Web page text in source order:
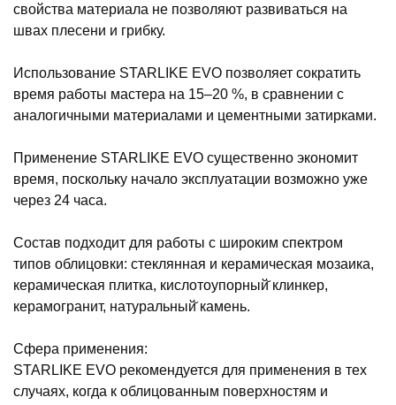
свойства материала не позволяют развиваться на
швах плесени и грибку.
Использование STARLIKE EVO позволяет сократить
время работы мастера на 15–20 %, в сравнении с
аналогичными материалами и цементными затирками.
Применение STARLIKE EVO существенно экономит
время, поскольку начало эксплуатации возможно уже
через 24 часа.
Состав подходит для работы с широким спектром
типов облицовки: стеклянная и керамическая мозаика,
керамическая плитка, кислотоупорный̆ клинкер,
керамогранит, натуральный̆ камень.
Сфера применения:
STARLIKE EVO рекомендуется для применения в тех
случаях, когда к облицованным поверхностям и